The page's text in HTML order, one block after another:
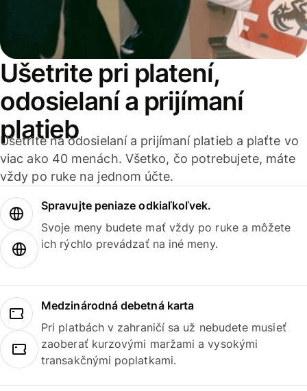
Ušetrite pri platení,
odosielaní a prijímaní
platieb
Ušetrite na odosielaní a prijímaní platieb a plaťte vo
viac ako 40 menách. Všetko, čo potrebujete, máte
vždy po ruke na jednom účte.
Spravujte peniaze odkiaľkoľvek.
Svoje meny budete mať vždy po ruke a môžete
ich rýchlo prevádzať na iné meny.
Medzinárodná debetná karta
Pri platbách v zahraničí sa už nebudete musieť
zaoberať kurzovými maržami a vysokými
transakčnými poplatkami.